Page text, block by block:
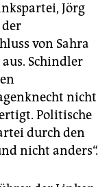
Jörg
von Sahra
Schindler
nicht
Politische
durch den
nicht anders“.